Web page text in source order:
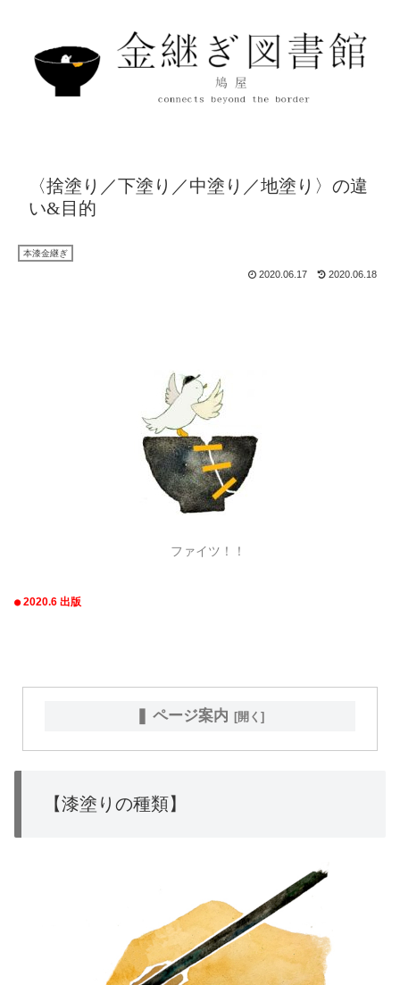
〈捨塗り／下塗り／中塗り／地塗り〉の違
い&目的
本漆金継ぎ
2020.06.17 2020.06.18
ファイツ！！
●2020.6 出版
❚ ページ案内
【漆塗りの種類】